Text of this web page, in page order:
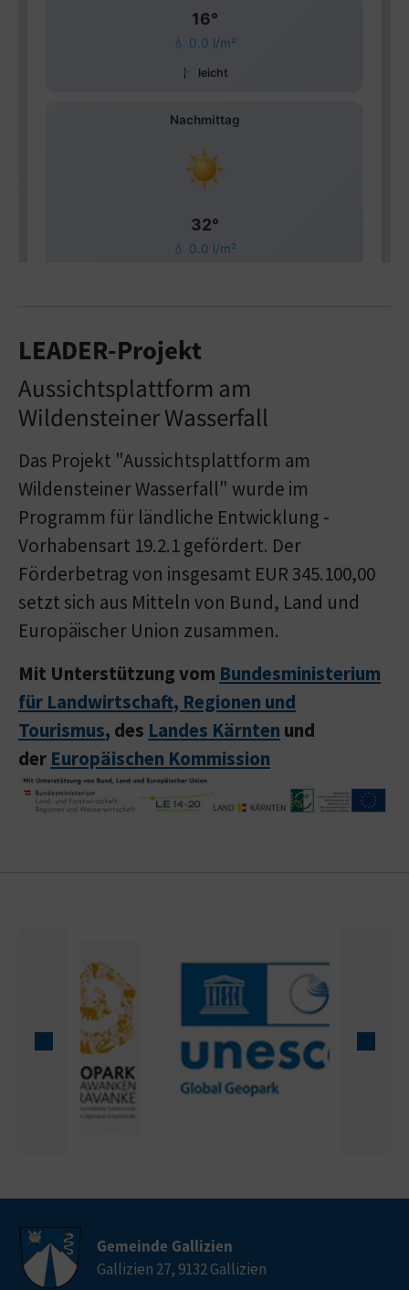
LEADER-Projekt
Aussichtsplattform am
Wildensteiner Wasserfall
Das Projekt "Aussichtsplattform am
Wildensteiner Wasserfall" wurde im
Programm für ländliche Entwicklung -
Vorhabensart 19.2.1 gefördert. Der
Förderbetrag von insgesamt EUR 345.100,00
setzt sich aus Mitteln von Bund, Land und
Europäischer Union zusammen.
Mit Unterstützung vom Bundesministerium
für Landwirtschaft, Regionen und
Tourismus, des Landes Kärnten und
der Europäischen Kommission
Gemeinde Gallizien
Gallizien 27, 9132 Gallizien